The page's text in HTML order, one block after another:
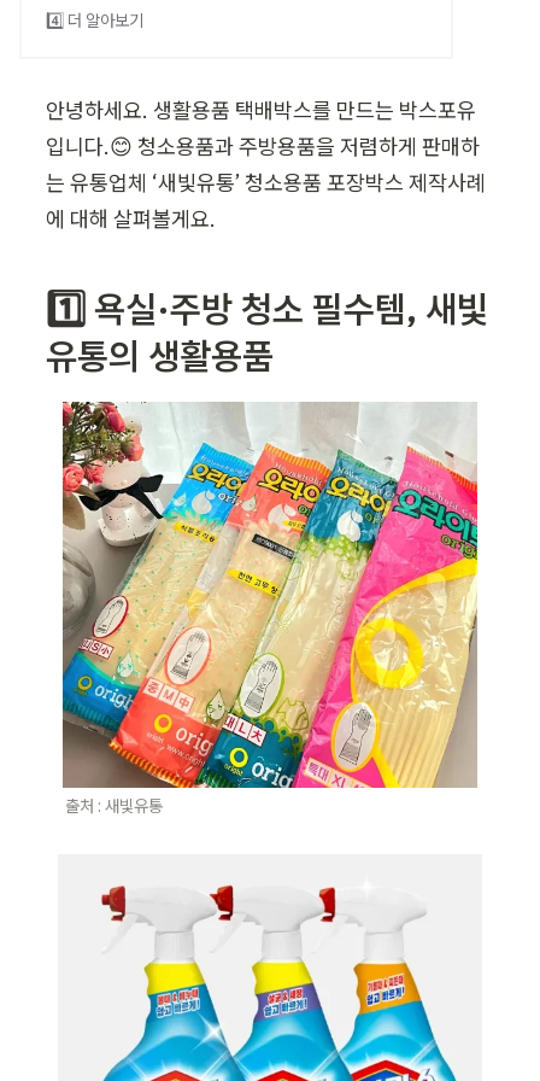
4️⃣ 더 알아보기
안녕하세요. 생활용품 택배박스를 만드는 박스포유
입니다.😊 청소용품과 주방용품을 저렴하게 판매하
는 유통업체 ‘새빛유통’ 청소용품 포장박스 제작사례
에 대해 살펴볼게요.
1️⃣ 욕실·주방 청소 필수템, 새빛
유통의 생활용품
출처 : 새빛유통